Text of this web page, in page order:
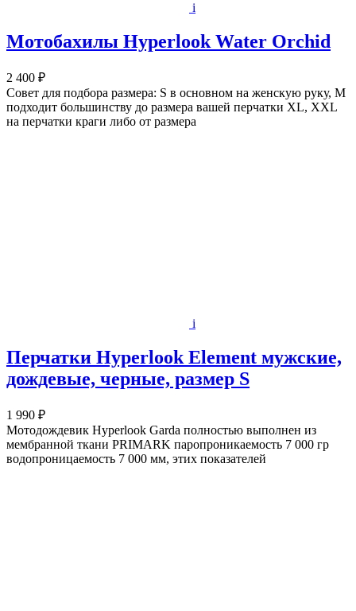
i
Мотобахилы Hyperlook Water Orchid
2 400 ₽
Cовет для подбора размера: S в основном на женскую руку, М
подходит большинству до размера вашей перчатки XL, XXL
на перчатки краги либо от размера
i
Перчатки Hyperlook Element мужские,
дождевые, черные, размер S
1 990 ₽
Мотодождевик Hyperlook Garda полностью выполнен из
мембранной ткани PRIMARK паропроникаемость 7 000 гр
водопроницаемость 7 000 мм, этих показателей